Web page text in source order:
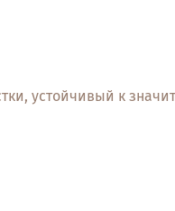
устойчивый к